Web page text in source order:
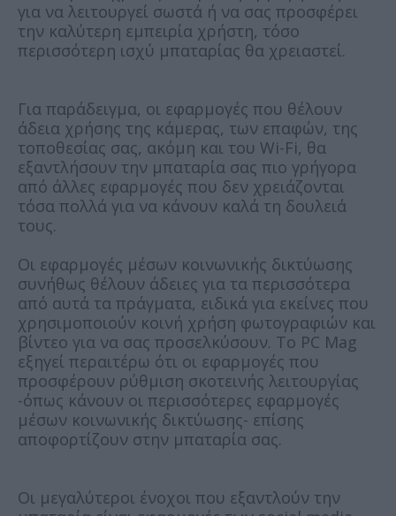
για να λειτουργεί σωστά ή να σας προσφέρει
την καλύτερη εμπειρία χρήστη, τόσο
περισσότερη ισχύ μπαταρίας θα χρειαστεί.
Για παράδειγμα, οι εφαρμογές που θέλουν
άδεια χρήσης της κάμερας, των επαφών, της
τοποθεσίας σας, ακόμη και του Wi-Fi, θα
εξαντλήσουν την μπαταρία σας πιο γρήγορα
από άλλες εφαρμογές που δεν χρειάζονται
τόσα πολλά για να κάνουν καλά τη δουλειά
τους.
Οι εφαρμογές μέσων κοινωνικής δικτύωσης
συνήθως θέλουν άδειες για τα περισσότερα
από αυτά τα πράγματα, ειδικά για εκείνες που
χρησιμοποιούν κοινή χρήση φωτογραφιών και
βίντεο για να σας προσελκύσουν. Το PC Mag
εξηγεί περαιτέρω ότι οι εφαρμογές που
προσφέρουν ρύθμιση σκοτεινής λειτουργίας
-όπως κάνουν οι περισσότερες εφαρμογές
μέσων κοινωνικής δικτύωσης- επίσης
αποφορτίζουν στην μπαταρία σας.
Οι μεγαλύτεροι ένοχοι που εξαντλούν την